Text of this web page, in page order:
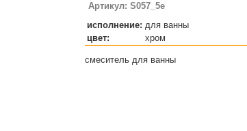
Артикул: S057_5e
исполнение: для ванны
цвет:
хром
смеситель для ванны